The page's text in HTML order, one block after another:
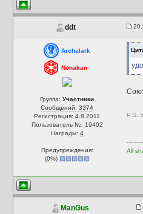
ddt
Archelark
Nonakan
Группа:Участники
Сообщений: 3374
Регистрация: 4.8.2011
Пользователь №: 19402
Награды: 4
Предупреждения:
(0%)
P.S.
All
ManGus